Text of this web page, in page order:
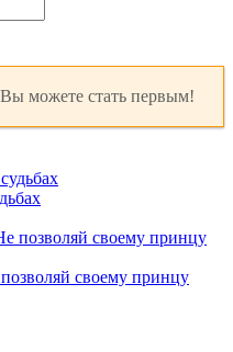
можете стать первым!
своему принцу